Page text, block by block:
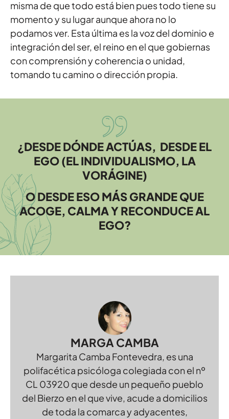
misma de que todo está bien pues todo tiene su
momento y su lugar aunque ahora no lo
podamos ver. Esta última es la voz del dominio e
integración del ser, el reino en el que gobiernas
con comprensión y coherencia o unidad,
tomando tu camino o dirección propia.
¿DESDE DÓNDE ACTÚAS, DESDE EL
EGO(EL INDIVIDUALISMO, LA
VORÁGINE)
O DESDE ESO MÁS GRANDE QUE
ACOGE, CALMA Y RECONDUCE AL
EGO?
MARGA CAMBA
Margarita Camba Fontevedra, es una
polifacética psicóloga colegiada con el nº
CL 03920 que desde un pequeño pueblo
del Bierzo en el que vive, acude a domicilios
de toda la comarca y adyacentes,